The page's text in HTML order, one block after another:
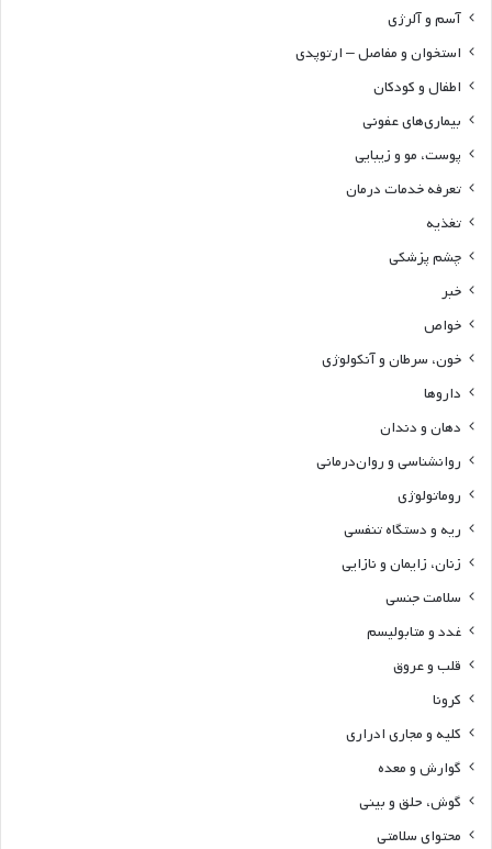
آسم و آلرژی
استخوان و مفاصل – ارتوپدی
اطفال و کودکان
بیماری‌های عفونی
پوست، مو و زیبایی
تعرفه خدمات درمان
تغذیه
چشم پزشکی
خبر
خواص
خون، سرطان و آنکولوژی
داروها
دهان و دندان
روانشناسی و روان‌درمانی
روماتولوژی
ریه و دستگاه تنفسی
زنان، زایمان و نازایی
سلامت جنسی
غدد و متابولیسم
قلب و عروق
کرونا
کلیه و مجاری ادراری
گوارش و معده
گوش، حلق و بینی
محتوای سلامتی